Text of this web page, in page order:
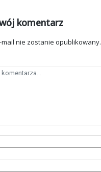
komentarz
nie zostanie opublikowany.